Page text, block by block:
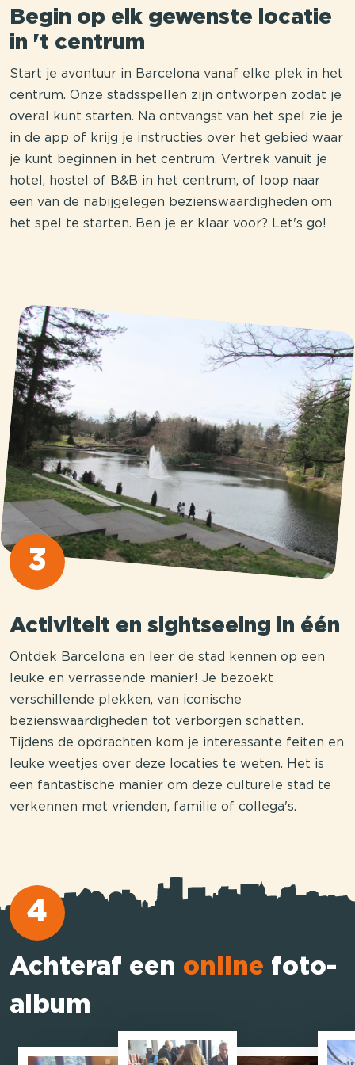
Begin op elk gewenste locatie
in 't centrum
Start je avontuur in Barcelona vanaf elke plek in het
centrum. Onze stadsspellen zijn ontworpen zodat je
overal kunt starten. Na ontvangst van het spel zie je
in de app of krijg je instructies over het gebied waar
je kunt beginnen in het centrum. Vertrek vanuit je
hotel, hostel of B&B in het centrum, of loop naar
een van de nabijgelegen bezienswaardigheden om
het spel te starten. Ben je er klaar voor? Let's go!
3
Activiteit en sightseeing in één
Ontdek Barcelona en leer de stad kennen op een
leuke en verrassende manier! Je bezoekt
verschillende plekken, van iconische
bezienswaardigheden tot verborgen schatten.
Tijdens de opdrachten kom je interessante feiten en
leuke weetjes over deze locaties te weten. Het is
een fantastische manier om deze culturele stad te
verkennen met vrienden, familie of collega's.
4
Achteraf een online foto-
album